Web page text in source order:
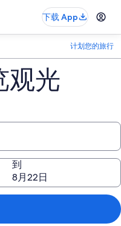
下载 App
计划您的旅行
观光
到
8月22日